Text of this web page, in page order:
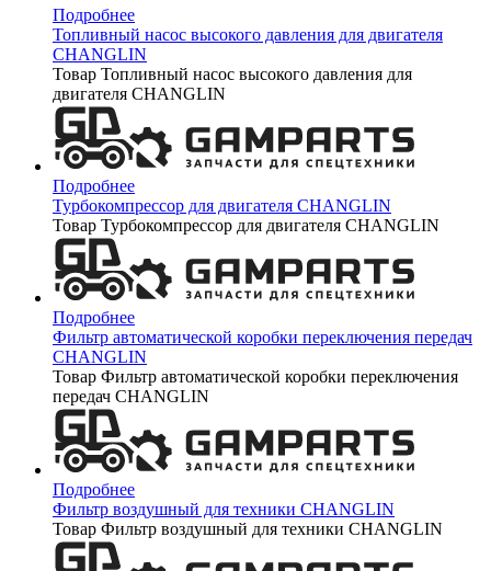
Подробнее
Топливный насос высокого давления для двигателя
CHANGLIN
Товар Топливный насос высокого давления для
двигателя CHANGLIN
Подробнее
Турбокомпрессор для двигателя CHANGLIN
Товар Турбокомпрессор для двигателя CHANGLIN
Подробнее
Фильтр автоматической коробки переключения передач
CHANGLIN
Товар Фильтр автоматической коробки переключения
передач CHANGLIN
Подробнее
Фильтр воздушный для техники CHANGLIN
Товар Фильтр воздушный для техники CHANGLIN